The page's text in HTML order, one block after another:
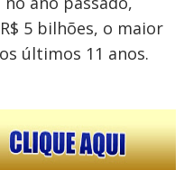
5 bilhões, o maior
últimos 11 anos.